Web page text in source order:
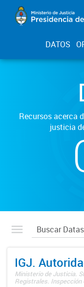
DATOS
Recursos acerca
justicia
IGJ.
Ministerio de Justicia.
Registrales. Inspección